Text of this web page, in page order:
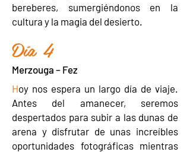
bereberes, sumergiéndonos en la
cultura y la magia del desierto.
Día 4
Merzouga – Fez
Hoy nos espera un largo día de viaje.
Antes del amanecer, seremos
despertados para subir a las dunas de
arena y disfrutar de unas increíbles
oportunidades fotográficas mientras